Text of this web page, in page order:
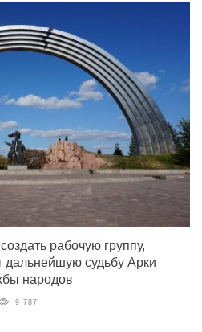
рабочую группу,
дальнейшую судьбу Арки
народов
9 787